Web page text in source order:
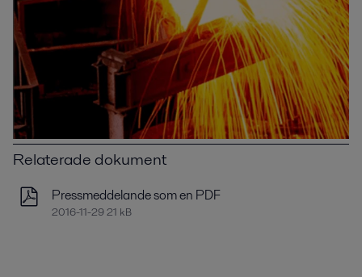
Relaterade dokument
Pressmeddelande som en PDF
2016-11-29 21 kB